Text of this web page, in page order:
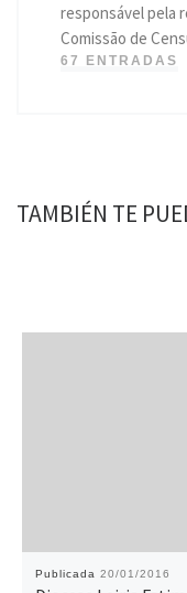
responsável pela
Comissão de
67 ENTRADAS
TAMBIÉN TE
Publicada 20/01/2016